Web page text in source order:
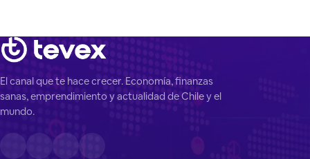
El canal que te hace crecer. Economía, finanzas
sanas, emprendimiento y actualidad de Chile y el
mundo.